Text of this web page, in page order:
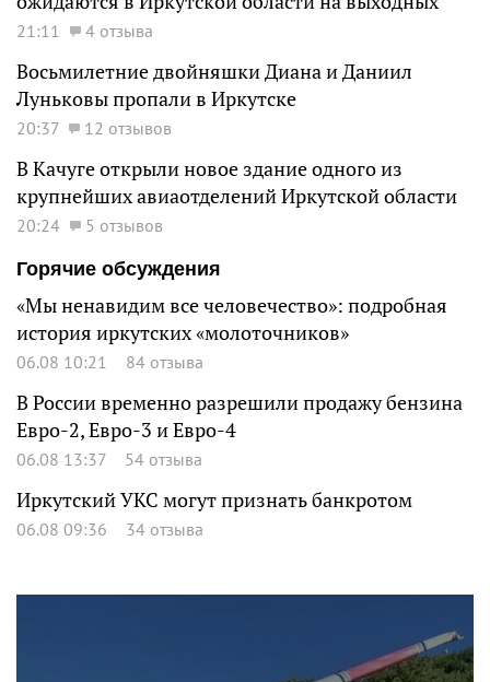
21:11 4 отзыва
Восьмилетние двойняшки Диана и Даниил
Луньковы пропали в Иркутске
20:37 12 отзывов
В Качуге открыли новое здание одного из
крупнейших авиаотделений Иркутской области
20:24
5 отзывов
Горячие обсуждения
«Мы ненавидим все человечество»: подробная
история иркутских «молоточников»
06.08 10:21 84 отзыва
В России временно разрешили продажу бензина
Евро-2, Евро-3 и Евро-4
06.08 13:37 54 отзыва
Иркутский УКС могут признать банкротом
06.08 09:36 34 отзыва